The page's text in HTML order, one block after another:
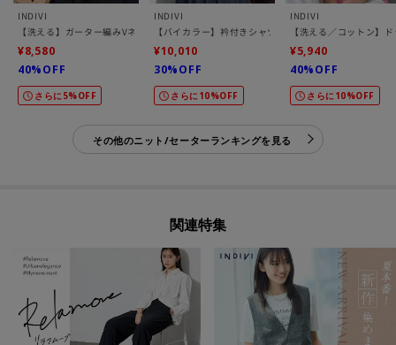
INDIVI
【洗える】ガーター編みVネックニットT
¥8,580
40%OFF
さらに5%OFF
INDIVI
【バイカラー】衿付きシャツ風ニット
¥10,010
30%OFF
さらに10%OFF
INDIVI
【洗える／コットン】
¥5,940
40%OFF
さらに10%OFF
その他のニット/セーターランキングを見る
関連特集